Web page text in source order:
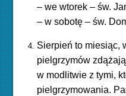
– we wtorek – św.
– w sobotę – św.
Sierpień to miesiąc,
pielgrzymów
w modlitwie z tymi,
pielgrzymowania.